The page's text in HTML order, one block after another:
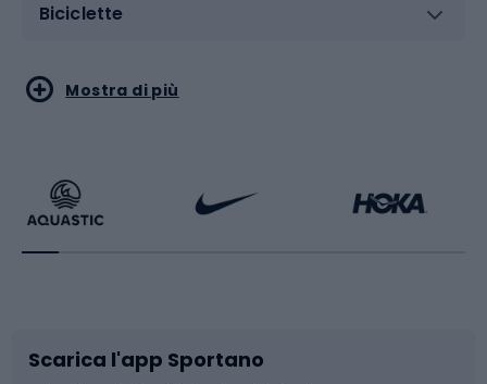
Biciclette
Sport acquatici
Bikepacking
Bushcraft
Sport di arti marziali
Sport con le racchette
Slitte e slittini
Mostra di più
Scarica l'app Sportano